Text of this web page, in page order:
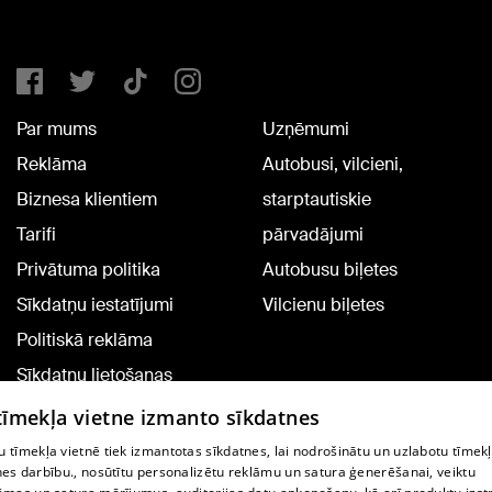
Par mums
Reklāma
Biznesa klientiem
Tarifi
Privātuma politika
Sīkdatņu iestatījumi
Politiskā reklāma
Sīkdatņu lietošanas
noteikumi
Komentāru pievienošana
Uzņēmumi
Autobusi, vilcieni,
starptautiskie
pārvadājumi
Autobusu biļetes
Vilcienu biļetes
vietne izmanto sīkdatnes
tīmekļa vietnē tiek izmantotas sīkdatnes, lai nodrošinātu un uzlabotu
darbību., nosūtītu personalizētu reklāmu un satura ģenerēšanai, veiktu